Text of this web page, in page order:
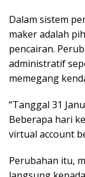
Dalam sistem
maker adalah
pencairan.
administratif
memegang
“Tanggal 31
Beberapa hari
virtual account
Perubahan itu,